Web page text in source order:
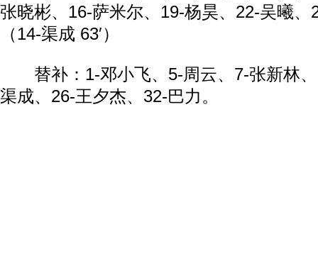
张晓彬、16-萨米尔、19-杨昊、22-吴曦、
（14-渠成 63′）
替补：1-邓小飞、5-周云、7-张新林、
渠成、26-王夕杰、32-巴力。